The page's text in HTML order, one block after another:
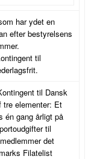
har ydet en
efter bestyrelsens
til
til Dansk
tre elementer: Et
én gang årligt på
til
det
Filatelist